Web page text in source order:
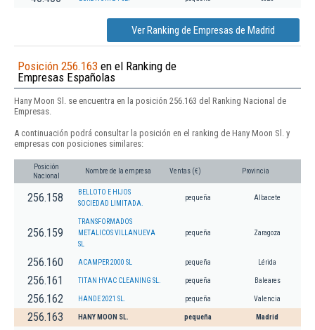
Ver Ranking de Empresas de Madrid
Posición 256.163 en el Ranking de
Empresas Españolas
Hany Moon Sl. se encuentra en la posición 256.163 del Ranking Nacional de
Empresas.
A continuación podrá consultar la posición en el ranking de Hany Moon Sl. y
empresas con posiciones similares:
Posición
Nacional
Nombre de la empresa Ventas (€) Provincia
256.158
BELLOTO E HIJOS
SOCIEDAD LIMITADA.
pequeña Albacete
256.159
TRANSFORMADOS
METALICOS VILLANUEVA
SL
pequeña Zaragoza
256.160 ACAMPER 2000 SL pequeña Lérida
256.161 TITAN HVAC CLEANING SL. pequeña Baleares
256.162 HANDE 2021 SL. pequeña Valencia
256.163 HANY MOON SL. pequeña Madrid